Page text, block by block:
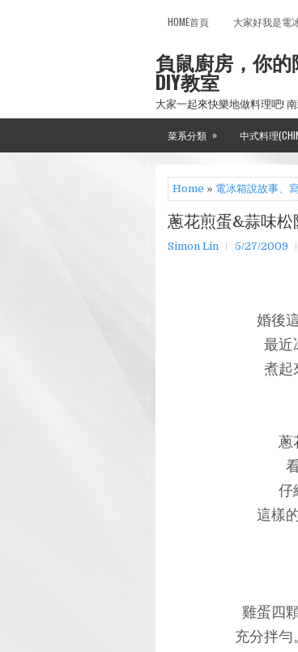
HOME首頁 大家好我是電
負鼠廚房，你
DIY教室
大家一起來快樂地做料理吧!
菜系分類 » 中式料理
Home » 電冰箱說故事、
蔥花煎蛋&蒜味松
Simon Lin 5/27/2009
婚後
最近
煮起
蔥
仔
這樣
雞蛋四
充分拌勻